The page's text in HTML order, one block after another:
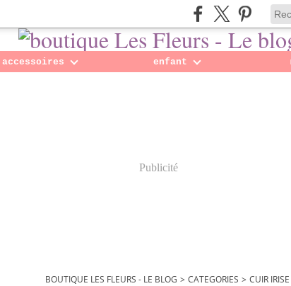
accessoires enfant
Publicité
BOUTIQUE LES FLEURS - LE BLOG > CATEGORIES > CUIR IRISE